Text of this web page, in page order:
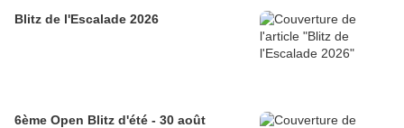
Blitz de l'Escalade 2026
6ème Open Blitz d'été - 30 août